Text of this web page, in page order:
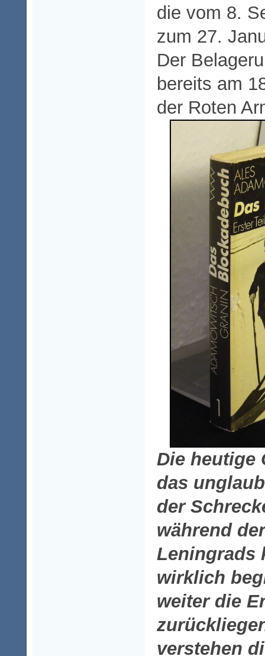
die vom 8.
zum 27.
Der
bereits am
der Roten
Die heutige
das
der
während
Leningrads
wirklich
weiter die
verstehen